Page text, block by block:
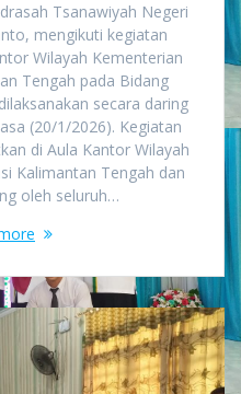
Tsanawiyah Negeri
mengikuti kegiatan
Wilayah Kementerian
Tengah pada Bidang
secara daring
(20/1/2026). Kegiatan
di Aula Kantor Wilayah
Kalimantan Tengah dan
oleh seluruh…